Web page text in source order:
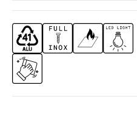
característica de protección.
Los sistemas PERGOTECH se